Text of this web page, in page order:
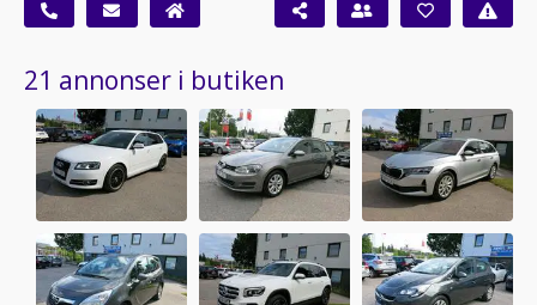
21 annonser i butiken